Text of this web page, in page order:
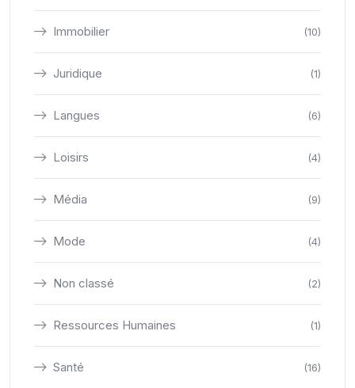
Immobilier (10)
Juridique (1)
Langues (6)
Loisirs (4)
Média (9)
Mode (4)
Non classé (2)
Ressources Humaines (1)
Santé (16)